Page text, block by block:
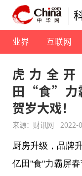
业界 互联网
虎力全
田“食”力
贺岁大戏！
来源：财讯网 2022-
厨房升级，品牌
亿田"食"力霸屏